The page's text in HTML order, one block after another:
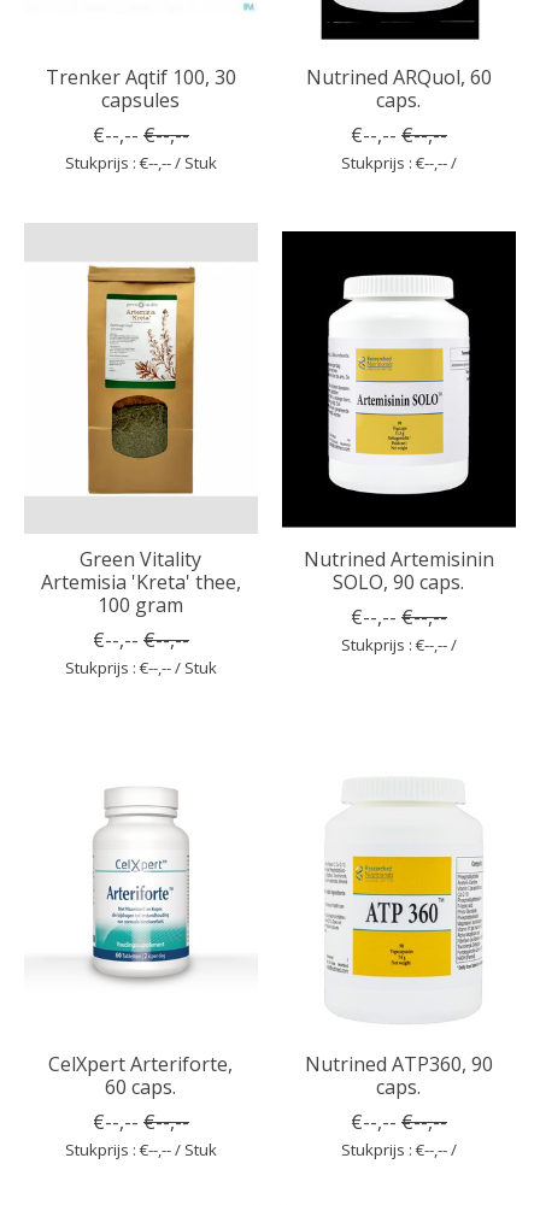
Trenker Aqtif 100, 30
capsules
€--,-- €--,--
Stukprijs : €--,-- / Stuk
Nutrined ARQuol, 60
caps.
€--,-- €--,--
Stukprijs : €--,-- /
Green Vitality
Artemisia 'Kreta' thee,
100 gram
€--,-- €--,--
Stukprijs : €--,-- / Stuk
Nutrined Artemisinin
SOLO, 90 caps.
€--,-- €--,--
Stukprijs : €--,-- /
CelXpert Arteriforte,
60 caps.
€--,-- €--,--
Stukprijs : €--,-- / Stuk
Nutrined ATP360, 90
caps.
€--,-- €--,--
Stukprijs : €--,-- /